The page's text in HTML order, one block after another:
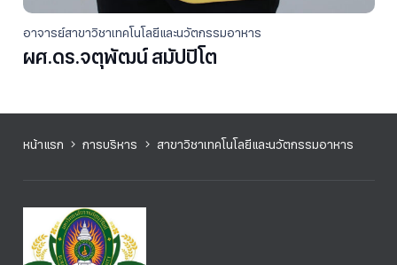
อาจารย์สาขาวิชาเทคโนโลยีและนวัตกรรมอาหาร
ผศ.ดร.จตุพัฒน์ สมัปปิโต
หน้าแรก การบริหาร สาขาวิชาเทคโนโลยีและนวัตกรรมอาหาร